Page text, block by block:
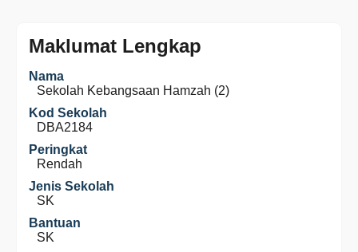
Maklumat Lengkap
Nama
Sekolah Kebangsaan Hamzah (2)
Kod Sekolah
DBA2184
Peringkat
Rendah
Jenis Sekolah
SK
Bantuan
SK